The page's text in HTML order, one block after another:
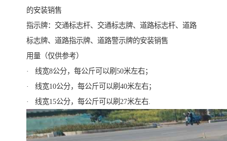
的安装销售
指示牌：交通标志杆、交通标志牌、道路标志杆、道路
标志牌、道路指示牌、道路警示牌的安装销售
用量（仅供参考）
· 线宽8公分，每公斤可以刷50米左右；
· 线宽10公分，每公斤可以刷40米左右；
· 线宽15公分，每公斤可以刷27米左右.